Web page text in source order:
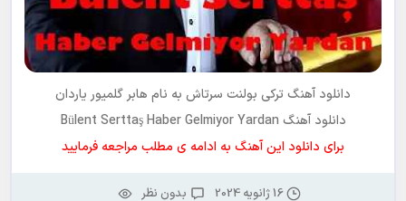
دانلود آهنگ ترکی بولنت سرتاش به نام هابر گلمیور یاردان
دانلود آهنگ Bülent Serttaş Haber Gelmiyor Yardan
برای دانلود این آهنگ به ادامه ی مطلب مراجعه فرمایید
16 ژانویه 2024 بدون نظر